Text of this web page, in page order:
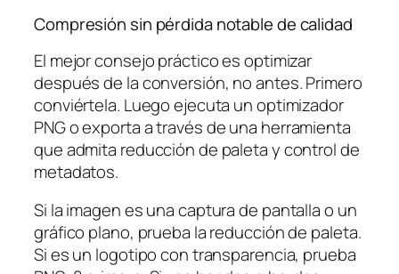
Compresión sin pérdida notable de calidad
El mejor consejo práctico es optimizar
después de la conversión, no antes. Primero
conviértela. Luego ejecuta un optimizador
PNG o exporta a través de una herramienta
que admita reducción de paleta y control de
metadatos.
Si la imagen es una captura de pantalla o un
gráfico plano, prueba la reducción de paleta.
Si es un logotipo con transparencia, prueba